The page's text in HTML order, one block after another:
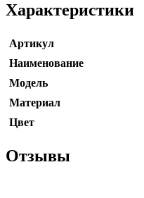
Характеристики
Артикул
Наименование
Модель
Материал
Цвет
Отзывы